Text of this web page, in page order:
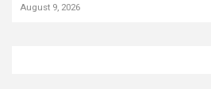
August 9, 2026